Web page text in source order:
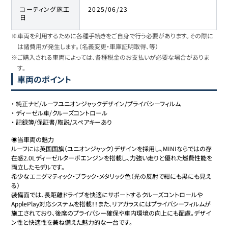
コーティング施工
日
2025/06/23
※車両を利用するために各種手続きをご自身で行う必要があります。その際に
は諸費用が発生します。（名義変更・車庫証明取得、等）
※ご購入される車両によっては、各種税金のお支払いが必要な場合がありま
す。
車両のポイント
・純正ナビ/ルーフユニオンジャックデザイン/プライバシーフィルム
・ ディーゼル車/クルーズコントロール
・記録簿/保証書/取説/スペアキーあり
◉当車両の魅力
ルーフには英国国旗（ユニオンジャック）デザインを採用し、MINIならではの存
在感2.0Lディーゼルターボエンジンを搭載し、力強い走りと優れた燃費性能を
両立したモデルです。
希少なエニグマティック・ブラック・メタリック色（光の反射で紺にも黒にも見え
る）
装備面では、長距離ドライブを快適にサポートするクルーズコントロールや
ApplePlay対応システムを搭載！！また、リアガラスにはプライバシーフィルムが
施工されており、後席のプライバシー確保や車内環境の向上にも配慮。デザイ
ン性と快適性を兼ね備えた魅力的な一台です。